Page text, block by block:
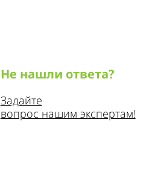
Не нашли ответа?
Задайте
вопрос нашим экспертам!